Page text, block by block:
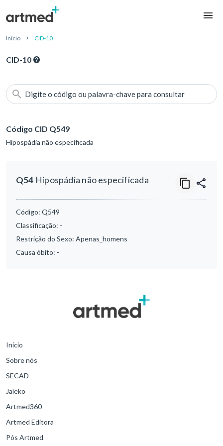
Início CID-10
CID-10
Digite o código ou palavra-chave para consultar
Código CID Q549
Hipospádia não especificada
Q54 Hipospádia não especificada
Código: Q549
Classificação: -
Restrição do Sexo: Apenas_homens
Causa óbito: -
Início
Sobre nós
SECAD
Jaleko
Artmed360
Artmed Editora
Pós Artmed